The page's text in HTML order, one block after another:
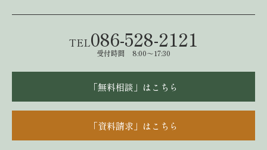
TEL086-528-2121
受付時間 8:00～17:30
「無料相談」はこちら
「資料請求」はこちら